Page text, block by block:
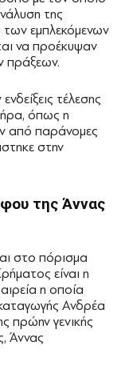
της
των εμπλεκόμενων
να προέκυψαν
πράξεων.
τέλεσης
όπως η
από παράνομες
στην
της Άννας
στο πόρισμα
είναι η
η οποία
Ανδρέα
πρώην γενικής
Άννας